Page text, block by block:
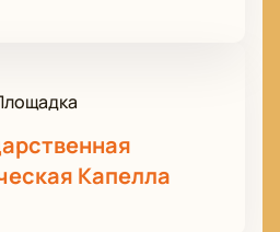
Капелла